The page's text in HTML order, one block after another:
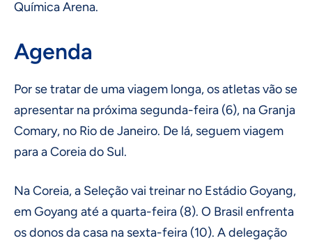
Química Arena.
Agenda
Por se tratar de uma viagem longa, os atletas vão se
apresentar na próxima segunda-feira (6), na Granja
Comary, no Rio de Janeiro. De lá, seguem viagem
para a Coreia do Sul.
Na Coreia, a Seleção vai treinar no Estádio Goyang,
em Goyang até a quarta-feira (8). O Brasil enfrenta
os donos da casa na sexta-feira (10). A delegação